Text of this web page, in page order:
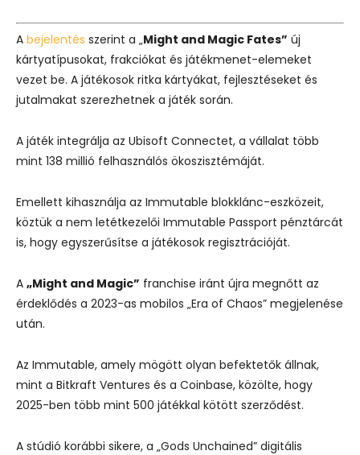
A bejelentés szerint a „Might and Magic Fates” új
kártyatípusokat, frakciókat és játékmenet-elemeket
vezet be. A játékosok ritka kártyákat, fejlesztéseket és
jutalmakat szerezhetnek a játék során.
A játék integrálja az Ubisoft Connectet, a vállalat több
mint 138 millió felhasználós ökoszisztémáját.
Emellett kihasználja az Immutable blokklánc-eszközeit,
köztük a nem letétkezelői Immutable Passport pénztárcát
is, hogy egyszerűsítse a játékosok regisztrációját.
A „Might and Magic” franchise iránt újra megnőtt az
érdeklődés a 2023-as mobilos „Era of Chaos” megjelenése
után.
Az Immutable, amely mögött olyan befektetők állnak,
mint a Bitkraft Ventures és a Coinbase, közölte, hogy
2025-ben több mint 500 játékkal kötött szerződést.
A stúdió korábbi sikere, a „Gods Unchained” digitális